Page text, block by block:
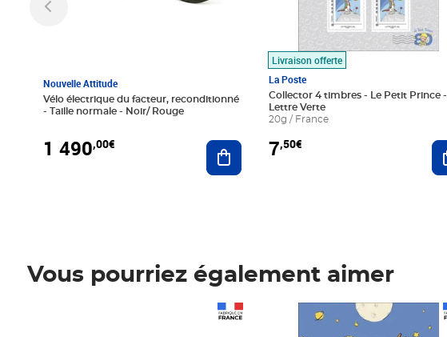
Nouvelle Attitude
Vélo électrique du facteur, reconditionné
- Taille normale - Noir/ Rouge
1 490,00€ Ajouter au panier
Livraison offerte
La Poste
Collector 4 timbres - Le Petit Prince -
Lettre Verte
20g / France
7,50€
Vous pourriez également aimer
Prix 7,50€